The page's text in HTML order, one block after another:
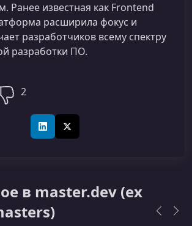
Ранее известная как Frontend
расширила фокус и
разработчиков всему спектру
разработки ПО.
2
LinkedInX (Twitter)
в master.dev (ex